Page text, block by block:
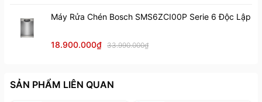
Máy Rửa Chén Bosch SMS6ZCI00P Serie 6 Độc Lập
18.900.000₫ 33.990.000₫
SẢN PHẨM LIÊN QUAN